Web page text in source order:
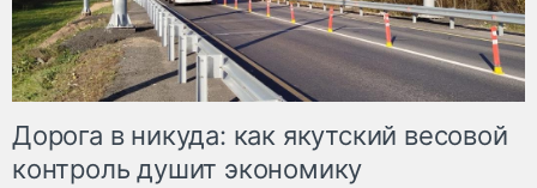
Дорога в никуда: как якутский весовой
контроль душит экономику